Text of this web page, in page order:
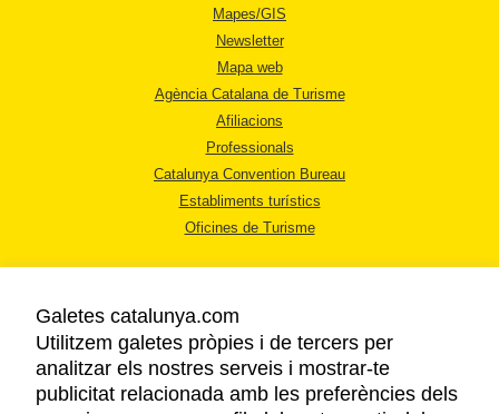
Mapes/GIS
Newsletter
Mapa web
Agència Catalana de Turisme
Afiliacions
Professionals
Catalunya Convention Bureau
Establiments turístics
Oficines de Turisme
AVÍS LEGAL
Galetes catalunya.com
Utilitzem galetes pròpies i de tercers per
analitzar els nostres serveis i mostrar-te
publicitat relacionada amb les preferències dels